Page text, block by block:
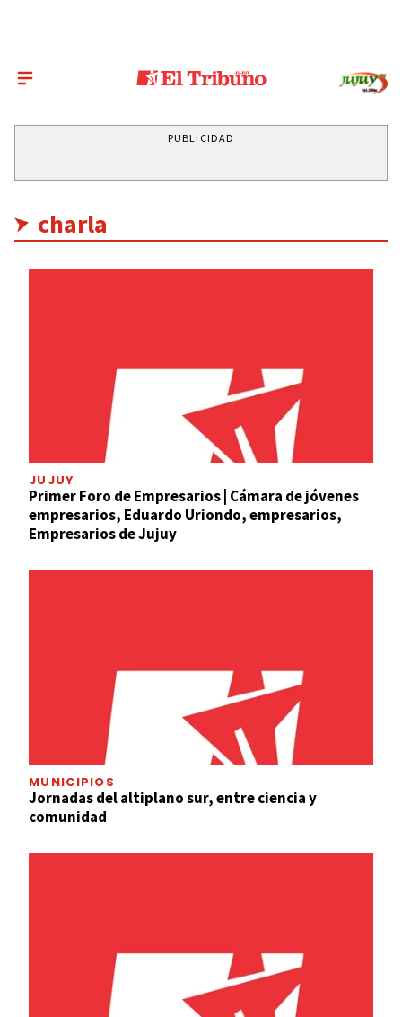
PUBLICIDAD
charla
JUJUY
Primer Foro de Empresarios | Cámara de jóvenes
empresarios, Eduardo Uriondo, empresarios,
Empresarios de Jujuy
MUNICIPIOS
Jornadas del altiplano sur, entre ciencia y
comunidad